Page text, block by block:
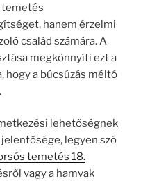
temetés
hanem érzelmi
család számára. A
megkönnyíti ezt a
hogy a búcsúzás méltó
lehetőségnek
legyen szó
temetés 18.
vagy a hamvak